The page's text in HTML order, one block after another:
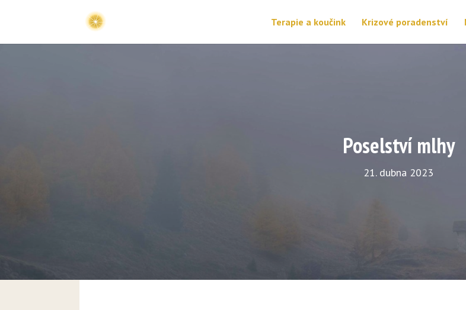
Terapie a koučink Krizové poradenství
Poselství mlhy
21. dubna 2023